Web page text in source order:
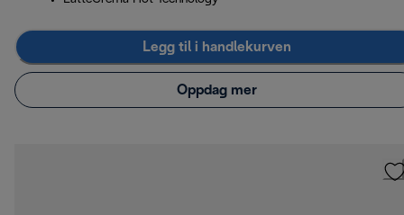
Legg til i handlekurven
Oppdag mer